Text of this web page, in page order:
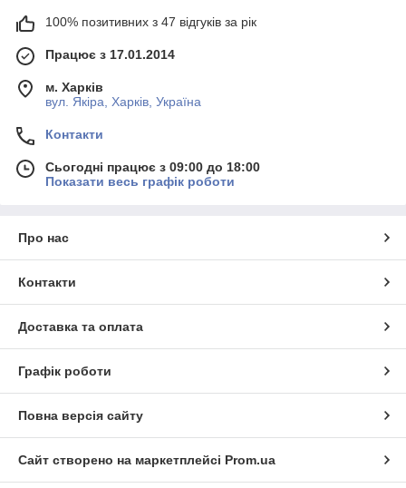
100% позитивних з 47 відгуків за рік
Працює з 17.01.2014
м. Харків
вул. Якіра, Харків, Україна
Контакти
Сьогодні працює з 09:00 до 18:00
Показати весь графік роботи
Про нас
Контакти
Доставка та оплата
Графік роботи
Повна версія сайту
Сайт створено на маркетплейсі Prom.ua